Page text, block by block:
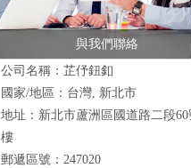
與我們聯絡
公司名稱：芷伃鈕釦
國家/地區：台灣, 新北市
地址： 新北市蘆洲區國道路二段60
樓
郵遞區號：247020